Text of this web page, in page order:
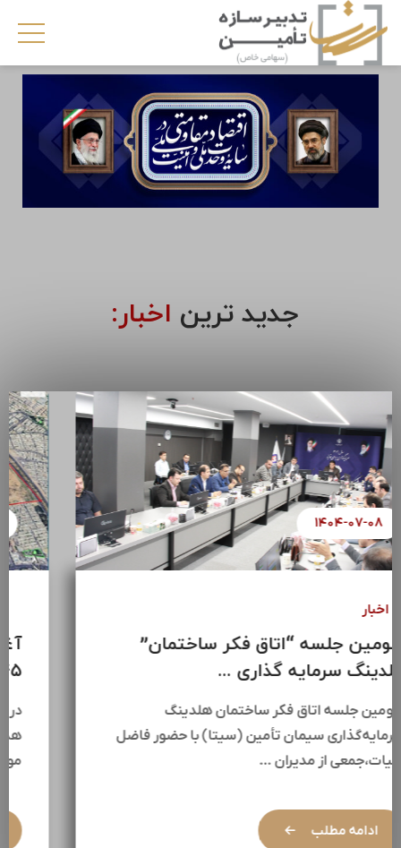
جدید ترین اخبار:
۱۴۰۴-۰۷-۰۸
سومین جلسه “اتاق فکر ساختمان”
هلدینگ سرمایه گذاری ...
سومین جلسه اتاق فکر ساختمان هلدینگ
سرمایه‌گذاری سیمان تأمین (سیتا) با حضور فاضل
عبیات،جمعی از مدیران …
ادامه مطلب